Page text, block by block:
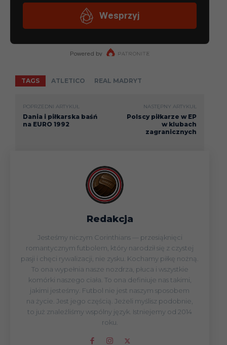
TAGS ATLETICO REAL MADRYT
POPRZEDNI ARTYKUŁ
Dania i piłkarska baśń
na EURO 1992
NASTĘPNY ARTYKUŁ
Polscy piłkarze w EP
w klubach
zagranicznych
Redakcja
Jesteśmy niczym Corinthians — przesiąknięci
romantycznym futbolem, który narodził się z czystej
pasji i chęci rywalizacji, nie zysku. Kochamy piłkę nożną.
To ona wypełnia nasze nozdrza, płuca i wszystkie
komórki naszego ciała. To ona definiuje nas takimi,
jakimi jesteśmy. Futbol nie jest naszym sposobem
na życie. Jest jego częścią. Jeżeli myślisz podobnie,
to już znaleźliśmy wspólny język. Istniejemy od 2014
roku.